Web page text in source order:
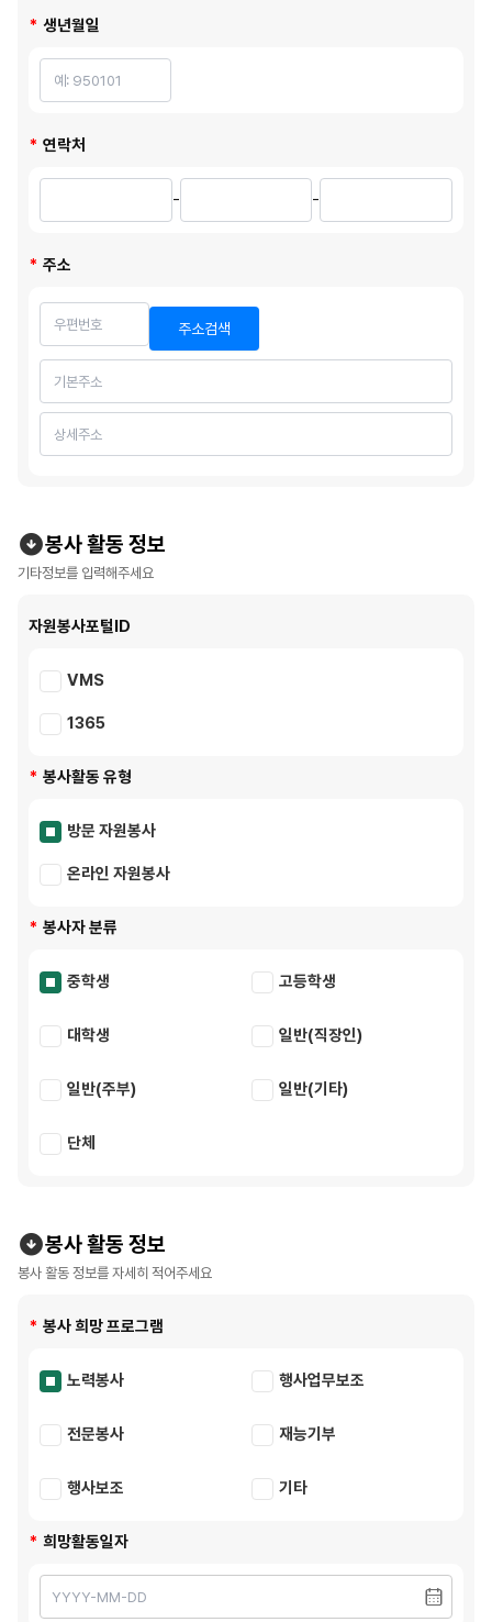
생년월일
연락처
- -
주소
주소검색
봉사 활동 정보
기타정보를 입력해주세요
자원봉사포털ID
VMS
1365
봉사활동 유형
방문 자원봉사
온라인 자원봉사
봉사자 분류
중학생 고등학생
대학생 일반(직장인)
일반(주부) 일반(기타)
단체
봉사 활동 정보
봉사 활동 정보를 자세히 적어주세요
봉사 희망 프로그램
노력봉사 행사업무보조
전문봉사 재능기부
행사보조 기타
희망활동일자